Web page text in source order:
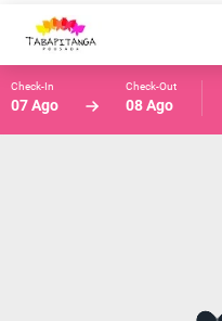
Check-In
07 Ago
Check-Out
08 Ago